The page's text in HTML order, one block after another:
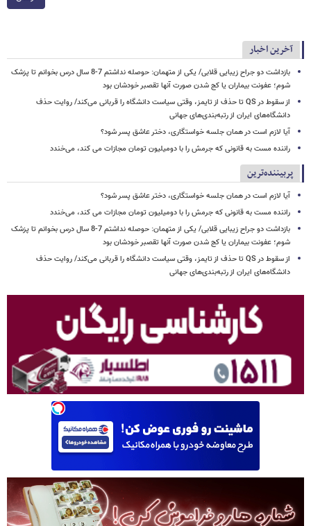
آخرین اخبار
بازداشت دو جراح زیبایی قلابی/ یکی از متهمان: حوصله نداشتم 7-8 سال درس بخوانم تا پزشک
شوم؛ عفونت بیماران یا کج شدن صورت آنها تقصبر خودشان بود
از سقوط در QS تا حذف از تایمز، وقتی سیاست دانشگاه را قربانی می‌کند/ روایت حذف
دانشگاه‌های ایران از رتبه‌بندی‌های جهانی
آیا لازم است در همان جلسه خواستگاری، دختر عاشق پسر شود؟
راننده مست به قانونی که جرمش را با دومیلیون تومان مجازات می کند، می‌خندد
پربیننده‌ترین
آیا لازم است در همان جلسه خواستگاری، دختر عاشق پسر شود؟
راننده مست به قانونی که جرمش را با دومیلیون تومان مجازات می کند، می‌خندد
بازداشت دو جراح زیبایی قلابی/ یکی از متهمان: حوصله نداشتم 7-8 سال درس بخوانم تا پزشک
شوم؛ عفونت بیماران یا کج شدن صورت آنها تقصبر خودشان بود
از سقوط در QS تا حذف از تایمز، وقتی سیاست دانشگاه را قربانی می‌کند/ روایت حذف
دانشگاه‌های ایران از رتبه‌بندی‌های جهانی